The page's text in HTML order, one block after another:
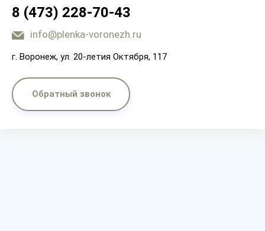
8 (473) 228-70-43
info@plenka-voronezh.ru
г. Воронеж, ул. 20-летия Октября, 117
Обратный звонок